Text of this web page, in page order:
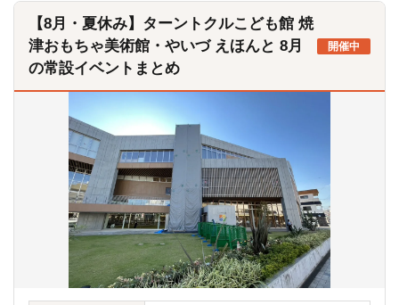
【8月・夏休み】ターントクルこども館 焼
津おもちゃ美術館・やいづ えほんと 8月
の常設イベントまとめ
開催中